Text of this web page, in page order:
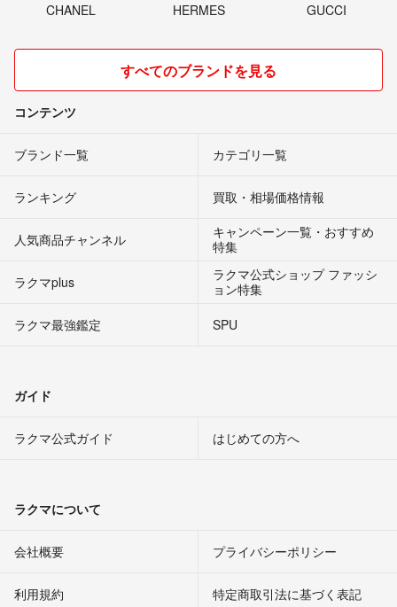
CHANEL HERMES GUCCI
すべてのブランドを見る
コンテンツ
ブランド一覧 カテゴリ一覧
ランキング 買取・相場価格情報
人気商品チャンネル
キャンペーン一覧・おすすめ
特集
ラクマplus
ラクマ公式ショップ ファッシ
ョン特集
ラクマ最強鑑定
SPU
ガイド
ラクマ公式ガイド はじめての方へ
ラクマについて
会社概要 プライバシーポリシー
利用規約 特定商取引法に基づく表記